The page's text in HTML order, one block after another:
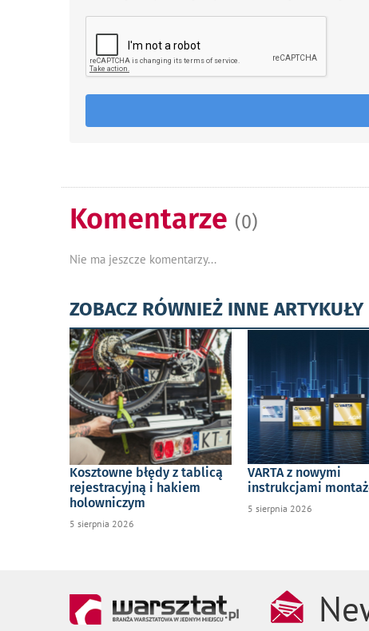
Komentarze (0)
Nie ma jeszcze komentarzy...
ZOBACZ RÓWNIEŻ INNE ARTYKUŁY
Kosztowne błędy z tablicą
rejestracyjną i hakiem
holowniczym
5 sierpnia 2026
VARTA z nowymi
instrukcjami
5 sierpnia 2026